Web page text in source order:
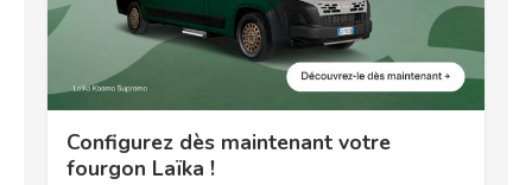
Configurez dès maintenant votre
fourgon Laïka !